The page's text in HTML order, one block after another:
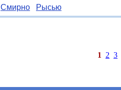
Смирно Рысью
1 2 3